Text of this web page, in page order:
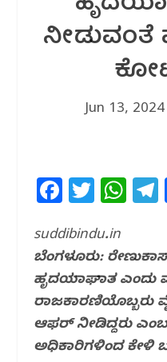
ನೀಡುವಂತೆ
Jun 13, 2024
F
c
e
b
o
o
T
itt
e
r
W
s
A
p
p
suddibindu.in
ಬೆಂಗಳೂರು:
ಹೃದಯಾಘಾತ ಎಂದು
ರಾಜಕಾರಣಿಯೊಬ್ಬರು
ಆಫರ್ ನೀಡಿದ್ದರು
ಅಧಿಕಾರಿಗಳಿಂದ ಕೇಳಿ